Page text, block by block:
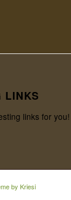
LINKS
links for
by Kriesi